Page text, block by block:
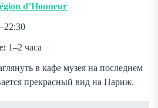
d’Honneur
1–2 часа
в кафе музея на последнем
прекрасный вид на Париж.